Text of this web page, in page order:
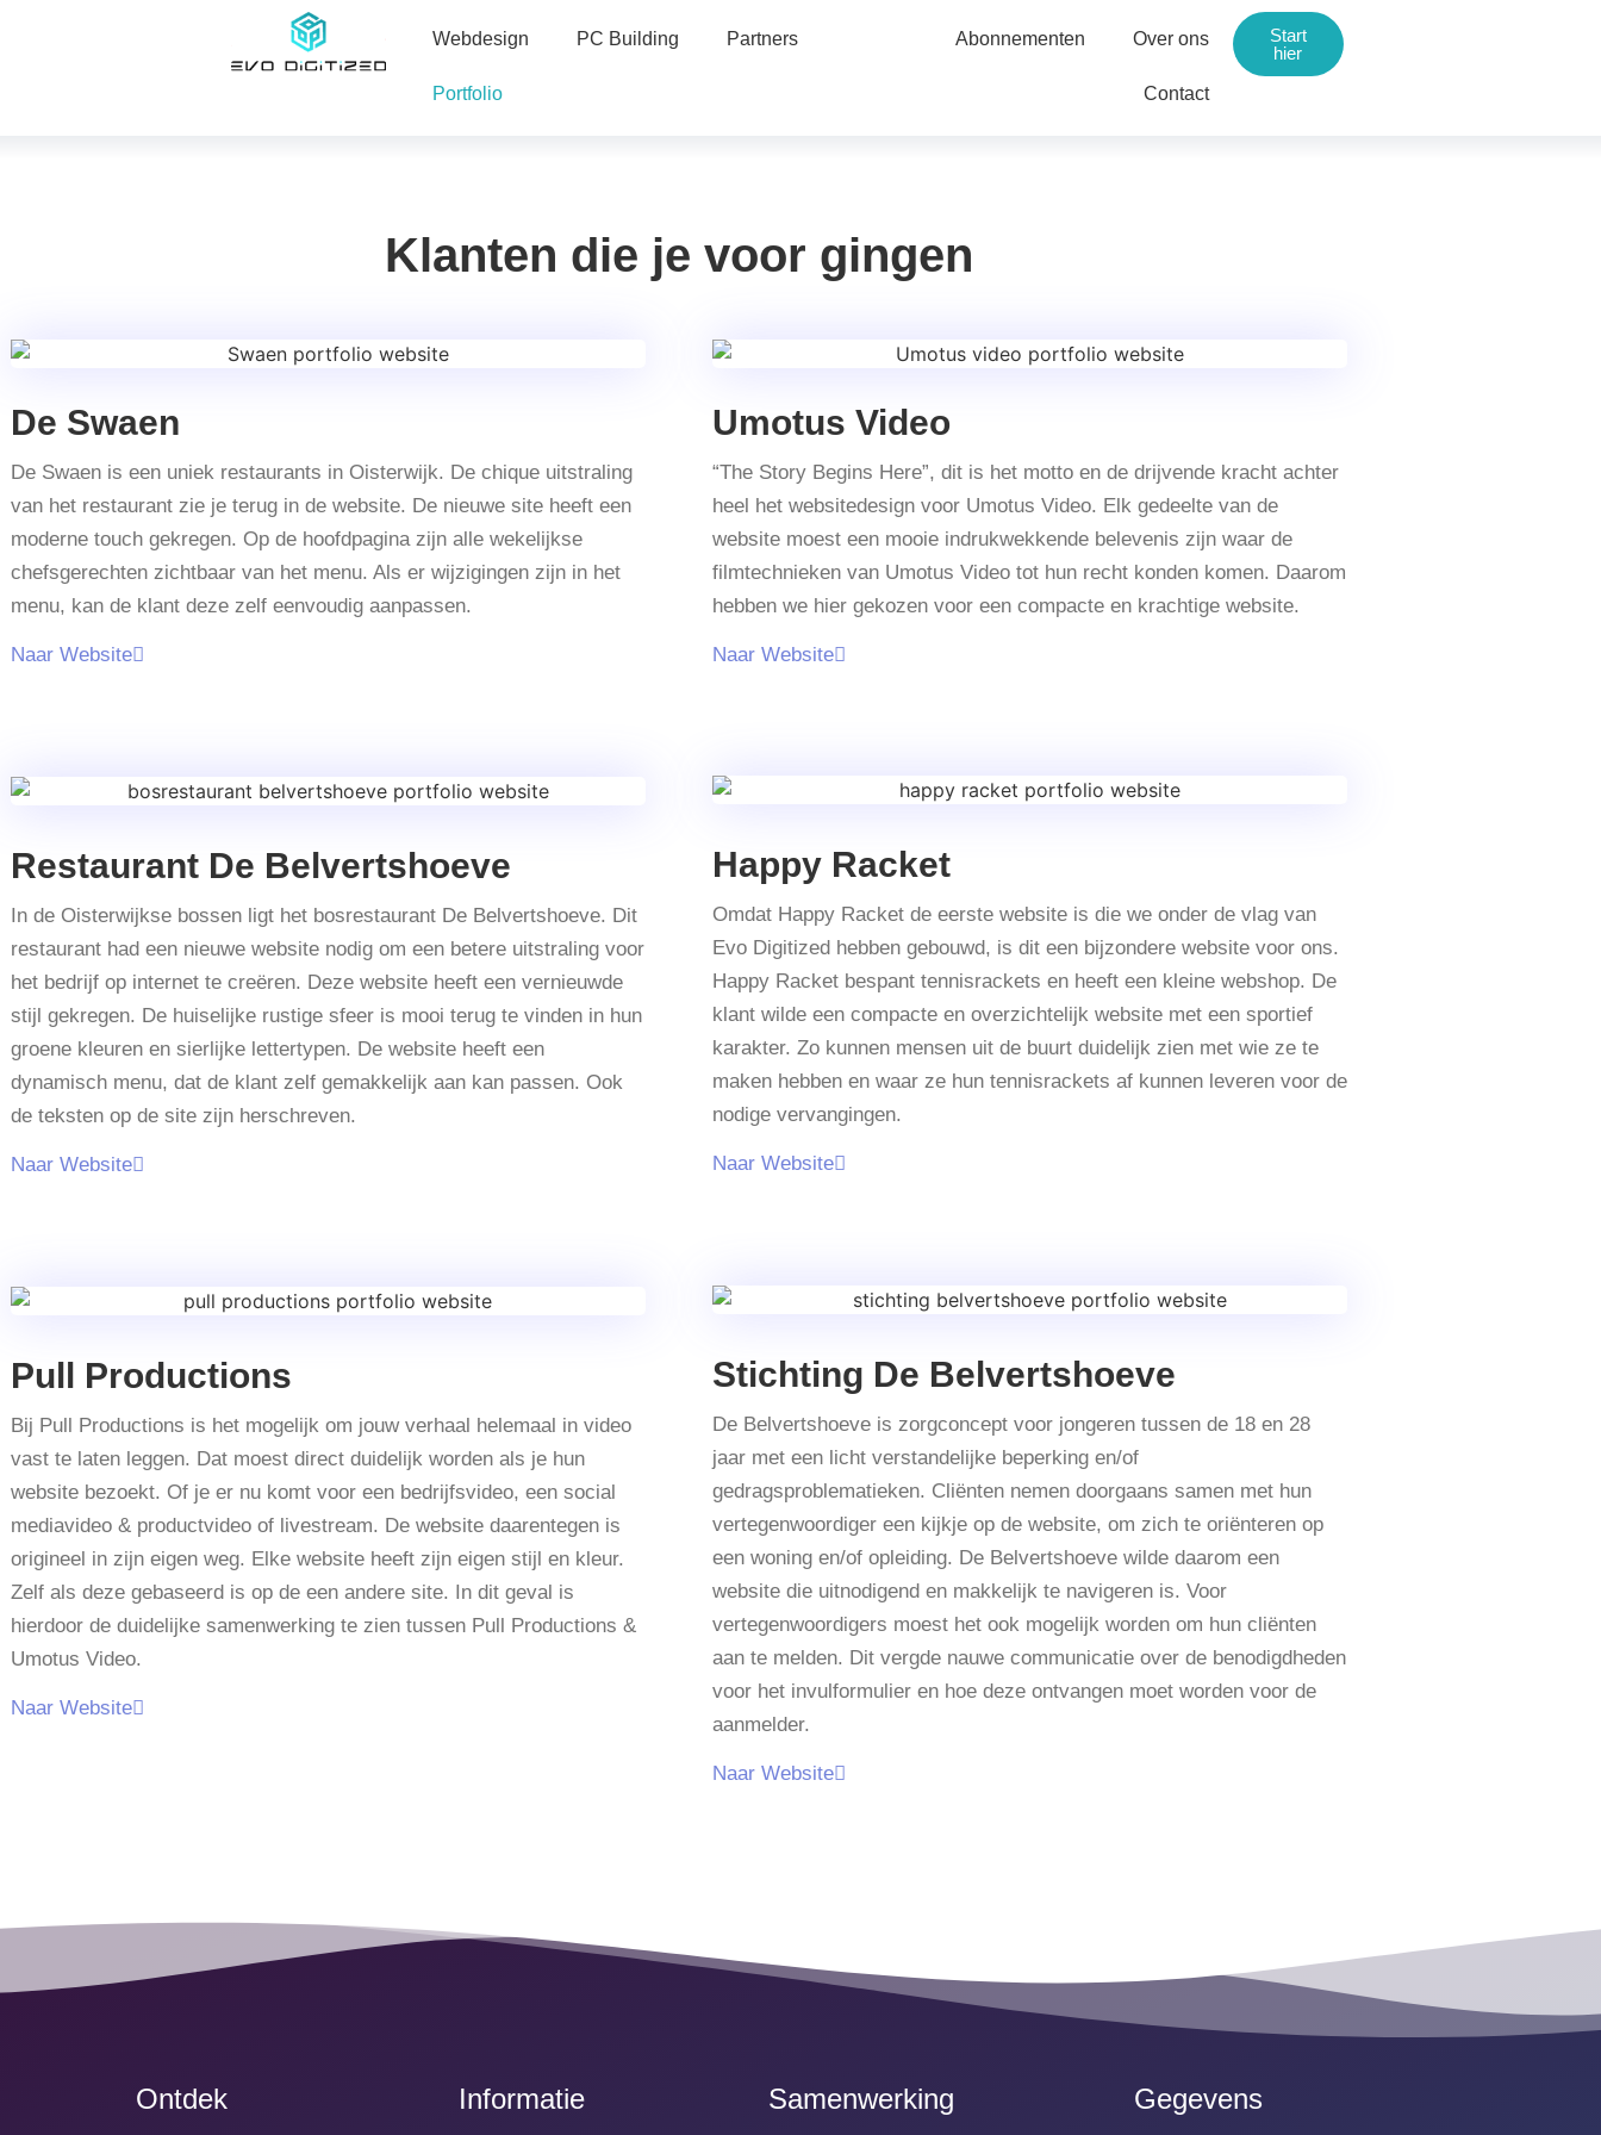
Webdesign PC Building Partners
Portfolio
Abonnementen Over ons
Contact
Start
hier
Klanten die je voor gingen
De Swaen
De Swaen is een uniek restaurants in Oisterwijk. De chique uitstraling
van het restaurant zie je terug in de website. De nieuwe site heeft een
moderne touch gekregen. Op de hoofdpagina zijn alle wekelijkse
chefsgerechten zichtbaar van het menu. Als er wijzigingen zijn in het
menu, kan de klant deze zelf eenvoudig aanpassen.
Naar Website
Restaurant De Belvertshoeve
In de Oisterwijkse bossen ligt het bosrestaurant De Belvertshoeve. Dit
restaurant had een nieuwe website nodig om een betere uitstraling voor
het bedrijf op internet te creëren. Deze website heeft een vernieuwde
stijl gekregen. De huiselijke rustige sfeer is mooi terug te vinden in hun
groene kleuren en sierlijke lettertypen. De website heeft een
dynamisch menu, dat de klant zelf gemakkelijk aan kan passen. Ook
de teksten op de site zijn herschreven.
Naar Website
Pull Productions
Bij Pull Productions is het mogelijk om jouw verhaal helemaal in video
vast te laten leggen. Dat moest direct duidelijk worden als je hun
website bezoekt. Of je er nu komt voor een bedrijfsvideo, een social
mediavideo & productvideo of livestream. De website daarentegen is
origineel in zijn eigen weg. Elke website heeft zijn eigen stijl en kleur.
Zelf als deze gebaseerd is op de een andere site. In dit geval is
hierdoor de duidelijke samenwerking te zien tussen Pull Productions &
Umotus Video.
Naar Website
Umotus Video
“The Story Begins Here”, dit is het motto en de drijvende kracht achter
heel het websitedesign voor Umotus Video. Elk gedeelte van de
website moest een mooie indrukwekkende belevenis zijn waar de
filmtechnieken van Umotus Video tot hun recht konden komen. Daarom
hebben we hier gekozen voor een compacte en krachtige website.
Naar Website
Happy Racket
Omdat Happy Racket de eerste website is die we onder de vlag van
Evo Digitized hebben gebouwd, is dit een bijzondere website voor ons.
Happy Racket bespant tennisrackets en heeft een kleine webshop. De
klant wilde een compacte en overzichtelijk website met een sportief
karakter. Zo kunnen mensen uit de buurt duidelijk zien met wie ze te
maken hebben en waar ze hun tennisrackets af kunnen leveren voor de
nodige vervangingen.
Naar Website
Stichting De Belvertshoeve
De Belvertshoeve is zorgconcept voor jongeren tussen de 18 en 28
jaar met een licht verstandelijke beperking en/of
gedragsproblematieken. Cliënten nemen doorgaans samen met hun
vertegenwoordiger een kijkje op de website, om zich te oriënteren op
een woning en/of opleiding. De Belvertshoeve wilde daarom een
website die uitnodigend en makkelijk te navigeren is. Voor
vertegenwoordigers moest het ook mogelijk worden om hun cliënten
aan te melden. Dit vergde nauwe communicatie over de benodigdheden
voor het invulformulier en hoe deze ontvangen moet worden voor de
aanmelder.
Naar Website
Ontdek Informatie Samenwerking Gegevens